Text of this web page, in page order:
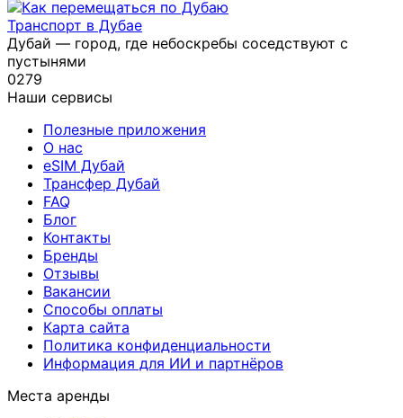
Транспорт в Дубае
Дубай — город, где небоскребы соседствуют с
пустынями
0279
Наши сервисы
Полезные приложения
О нас
eSIM Дубай
Трансфер Дубай
FAQ
Блог
Контакты
Бренды
Отзывы
Вакансии
Способы оплаты
Карта сайта
Политика конфиденциальности
Информация для ИИ и партнёров
Места аренды